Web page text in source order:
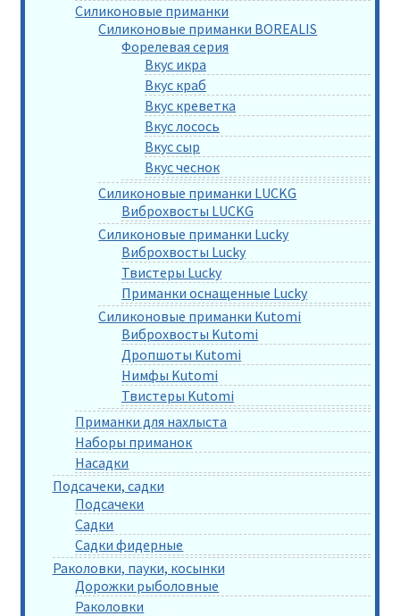
Силиконовые приманки
Силиконовые приманки BOREALIS
Форелевая серия
Вкус икра
Вкус краб
Вкус креветка
Вкус лосось
Вкус сыр
Вкус чеснок
Силиконовые приманки LUCKG
Виброхвосты LUCKG
Силиконовые приманки Lucky
Виброхвосты Lucky
Твистеры Lucky
Приманки оснащенные Lucky
Силиконовые приманки Kutomi
Виброхвосты Kutomi
Дропшоты Kutomi
Нимфы Kutomi
Твистеры Kutomi
Приманки для нахлыста
Наборы приманок
Насадки
Подсачеки, садки
Подсачеки
Садки
Садки фидерные
Раколовки, пауки, косынки
Дорожки рыболовные
Раколовки